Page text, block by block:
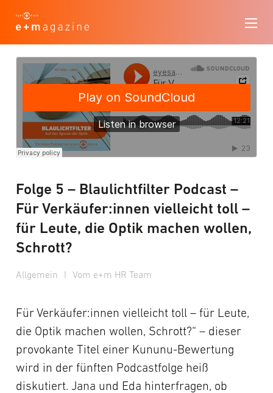
Folge 5 – Blaulichtfilter Podcast –
Für Verkäufer:innen vielleicht toll –
für Leute, die Optik machen wollen,
Schrott?
Allgemein I Vom e+m HR Team
Für Verkäufer:innen vielleicht toll – für Leute,
die Optik machen wollen, Schrott?“ – dieser
provokante Titel einer Kununu-Bewertung
wird in der fünften Podcastfolge heiß
diskutiert. Jana und Eda hinterfragen, ob